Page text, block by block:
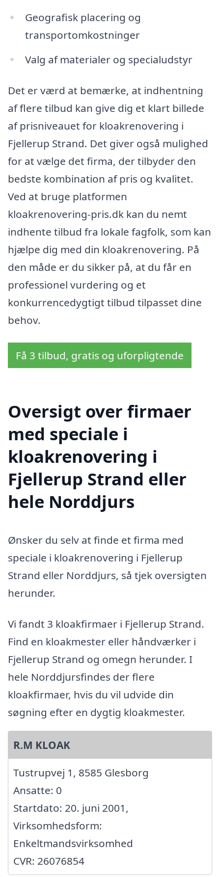
Geografisk placering og
transportomkostninger
Valg af materialer og specialudstyr
Det er værd at bemærke, at indhentning
af flere tilbud kan give dig et klart billede
af prisniveauet for kloakrenovering i
Fjellerup Strand. Det giver også mulighed
for at vælge det firma, der tilbyder den
bedste kombination af pris og kvalitet.
Ved at bruge platformen
kloakrenovering-pris.dk kan du nemt
indhente tilbud fra lokale fagfolk, som kan
hjælpe dig med din kloakrenovering. På
den måde er du sikker på, at du får en
professionel vurdering og et
konkurrencedygtigt tilbud tilpasset dine
behov.
Få 3 tilbud, gratis og uforpligtende
Oversigt over firmaer
med speciale i
kloakrenovering i
Fjellerup Strand eller
hele Norddjurs
Ønsker du selv at finde et firma med
speciale i kloakrenovering i Fjellerup
Strand eller Norddjurs, så tjek oversigten
herunder.
Vi fandt 3 kloakfirmaer i Fjellerup Strand.
Find en kloakmester eller håndværker i
Fjellerup Strand og omegn herunder. I
hele Norddjursfindes der flere
kloakfirmaer, hvis du vil udvide din
søgning efter en dygtig kloakmester.
R.M KLOAK
Tustrupvej 1, 8585 Glesborg
Ansatte: 0
Startdato: 20. juni 2001,
Virksomhedsform:
Enkeltmandsvirksomhed
CVR: 26076854